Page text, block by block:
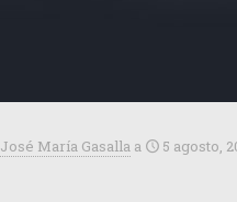
José María Gasalla a 5 agosto,